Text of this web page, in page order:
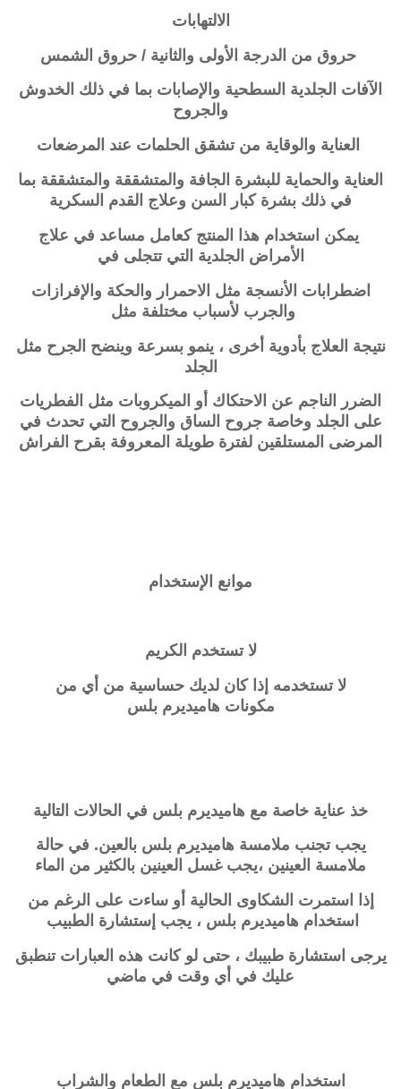
الالتهابات
حروق من الدرجة الأولى والثانية / حروق الشمس
الآفات الجلدية السطحية والإصابات بما في ذلك الخدوش
والجروح
العناية والوقاية من تشقق الحلمات عند المرضعات
العناية والحماية للبشرة الجافة والمتشققة والمتشققة بما
في ذلك بشرة كبار السن وعلاج القدم السكرية
يمكن استخدام هذا المنتج كعامل مساعد في علاج
الأمراض الجلدية التي تتجلى في
اضطرابات الأنسجة مثل الاحمرار والحكة والإفرازات
والجرب لأسباب مختلفة مثل
نتيجة العلاج بأدوية أخرى ، ينمو بسرعة وينضح الجرح مثل
الجلد
الضرر الناجم عن الاحتكاك أو الميكروبات مثل الفطريات
على الجلد وخاصة جروح الساق و الجروح التي تحدث في
المرضى المستلقين لفترة طويلة المعروفة بقرح الفراش
موانع الإستخدام
لا تستخدم الكريم
لا تستخدمه إذا كان لديك حساسية من أي من
مكونات هاميديرم بلس
خذ عناية خاصة مع هاميديرم بلس في الحالات التالية
يجب تجنب ملامسة هاميديرم بلس بالعين. في حالة
ملامسة العينين ،يجب غسل العينين بالكثير من الماء
إذا استمرت الشكاوى الحالية أو ساءت على الرغم من
استخدام هاميديرم بلس ، يجب إستشارة الطبيب
يرجى استشارة طبيبك ، حتى لو كانت هذه العبارات تنطبق
عليك في أي وقت في ماضي
استخدام هاميديرم بلس مع الطعام والشراب